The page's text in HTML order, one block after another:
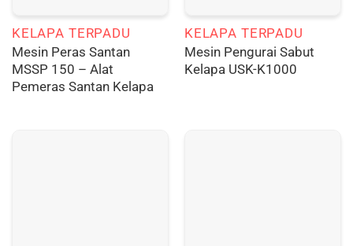
KELAPA TERPADU
Mesin Peras Santan
MSSP 150 – Alat
Pemeras Santan Kelapa
KELAPA TERPADU
Mesin Pengurai Sabut
Kelapa USK-K1000